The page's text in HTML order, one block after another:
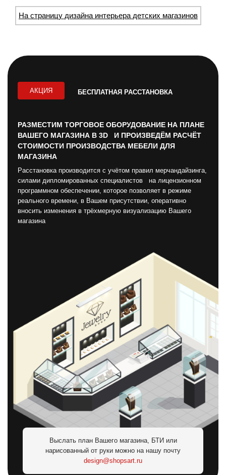
На страницу дизайна интерьера детских магазинов
АКЦИЯ БЕСПЛАТНАЯ РАССТАНОВКА
РАЗМЕСТИМ ТОРГОВОЕ ОБОРУДОВАНИЕ НА ПЛАНЕ
ВАШЕГО МАГАЗИНА В 3D И ПРОИЗВЕДЁМ РАСЧЁТ
СТОИМОСТИ ПРОИЗВОДСТВА МЕБЕЛИ ДЛЯ
МАГАЗИНА
Расстановка производится с учётом правил мерчандайзинга,
силами дипломированных специалистов на лицензионном
программном обеспечении, которое позволяет в режиме
реального времени, в Вашем присутствии, оперативно
вносить изменения в трёхмерную визуализацию Вашего
магазина
Выслать план Вашего магазина, БТИ или
нарисованный от руки можно на нашу почту
design@shopsart.ru